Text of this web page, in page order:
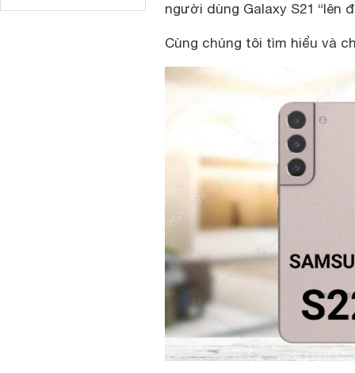
người dùng Galaxy S21 “lên
Cùng chúng tôi tìm hiểu và